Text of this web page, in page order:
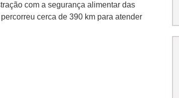
com a segurança alimentar das
cerca de 390 km para atender